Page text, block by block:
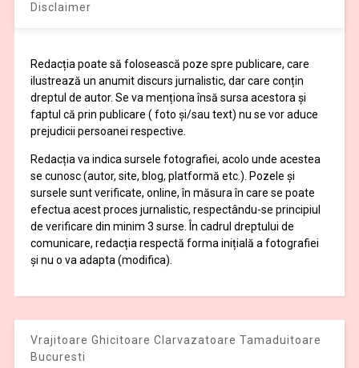
Disclaimer
Redacția poate să folosească poze spre publicare, care
ilustrează un anumit discurs jurnalistic, dar care conțin
dreptul de autor. Se va menționa însă sursa acestora și
faptul că prin publicare ( foto și/sau text) nu se vor aduce
prejudicii persoanei respective.
Redacția va indica sursele fotografiei, acolo unde acestea
se cunosc (autor, site, blog, platformă etc.). Pozele și
sursele sunt verificate, online, în măsura în care se poate
efectua acest proces jurnalistic, respectându-se principiul
de verificare din minim 3 surse. În cadrul dreptului de
comunicare, redacția respectă forma inițială a fotografiei
și nu o va adapta (modifica).
Vrajitoare Ghicitoare Clarvazatoare Tamaduitoare
Bucuresti